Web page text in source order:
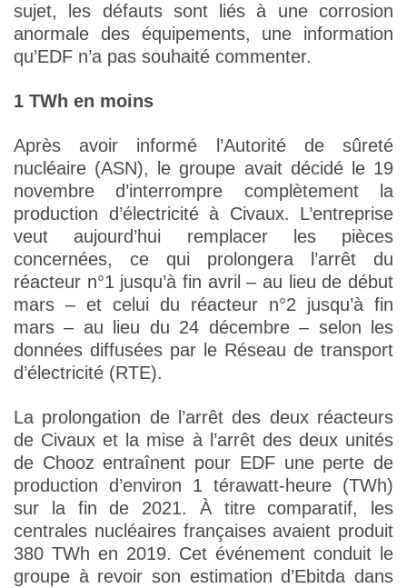
sujet, les défauts sont liés à une corrosion
anormale des équipements, une information
qu’EDF n’a pas souhaité commenter.
1 TWh en moins
Après avoir informé l’Autorité de sûreté
nucléaire (ASN), le groupe avait décidé le 19
novembre d’interrompre complètement la
production d’électricité à Civaux. L’entreprise
veut aujourd’hui remplacer les pièces
concernées, ce qui prolongera l’arrêt du
réacteur n°1 jusqu’à fin avril – au lieu de début
mars – et celui du réacteur n°2 jusqu’à fin
mars – au lieu du 24 décembre – selon les
données diffusées par le Réseau de transport
d’électricité (RTE).
La prolongation de l’arrêt des deux réacteurs
de Civaux et la mise à l’arrêt des deux unités
de Chooz entraînent pour EDF une perte de
production d’environ 1 térawatt-heure (TWh)
sur la fin de 2021. À titre comparatif, les
centrales nucléaires françaises avaient produit
380 TWh en 2019. Cet événement conduit le
groupe à revoir son estimation d’Ebitda dans